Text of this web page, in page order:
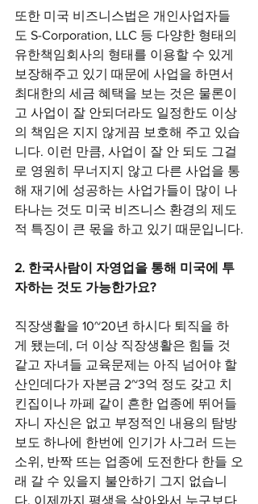
또한 미국 비즈니스법은 개인사업자들
도 S-Corporation, LLC 등 다양한 형태의
유한책임회사의 형태를 이용할 수 있게
보장해주고 있기 때문에 사업을 하면서
최대한의 세금 혜택을 보는 것은 물론이
고 사업이 잘 안되더라도 일정한도 이상
의 책임은 지지 않게끔 보호해 주고 있습
니다. 이런 만큼, 사업이 잘 안 되도 그걸
로 영원히 무너지지 않고 다른 사업을 통
해 재기에 성공하는 사업가들이 많이 나
타나는 것도 미국 비즈니스 환경의 제도
적 특징이 큰 몫을 하고 있기 때문입니다.
2. 한국사람이 자영업을 통해 미국에 투
자하는 것도 가능한가요?
직장생활을 10~20년 하시다 퇴직을 하
게 됐는데, 더 이상 직장생활은 힘들 것
같고 자녀들 교육문제는 아직 넘어야 할
산인데다가 자본금 2~3억 정도 갖고 치
킨집이나 까페 같이 흔한 업종에 뛰어들
자니 자신은 없고 부정적인 내용의 탐방
보도 하나에 한번에 인기가 사그러 드는
소위, 반짝 뜨는 업종에 도전한다 한들 오
래 갈 수 있을지 불안하기 그지 없습니
다. 이제까지 평생을 살아와서 누구보다